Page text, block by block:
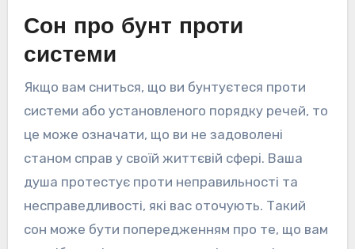
Сон про бунт проти
системи
Якщо вам сниться, що ви бунтуєтеся проти
системи або установленого порядку речей, то
це може означати, що ви не задоволені
станом справ у своїй життєвій сфері. Ваша
душа протестує проти неправильності та
несправедливості, які вас оточують. Такий
сон може бути попередженням про те, що вам